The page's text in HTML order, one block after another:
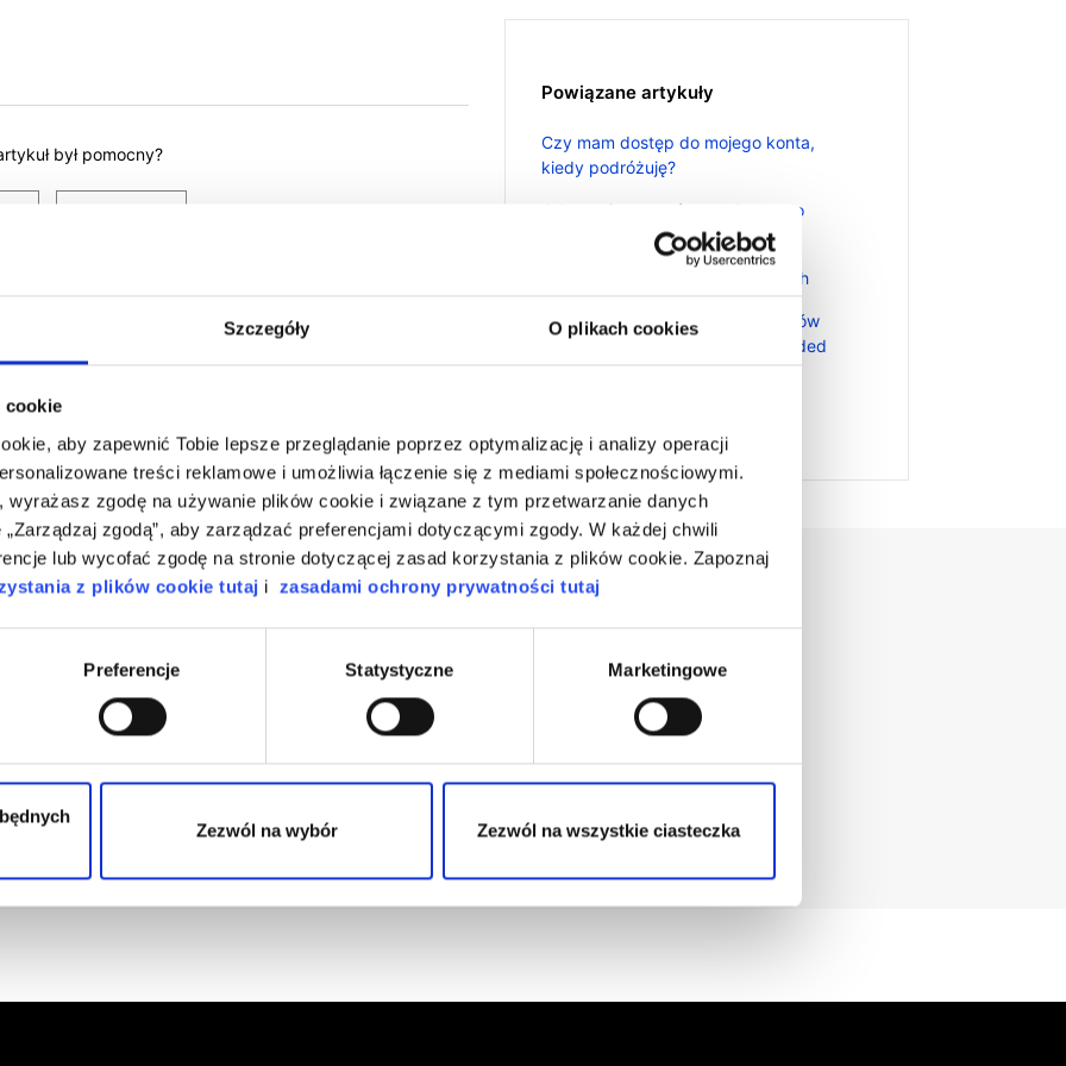
Szczegóły O plikach cookies
cookie
aby zapewnić Tobie lepsze przeglądanie poprzez optymalizację i analizy operacji
treści reklamowe i umożliwia łączenie się z mediami społecznościowymi.
wyrażasz zgodę na używanie plików cookie i związane z tym przetwarzanie danych
zgodą”, aby zarządzać preferencjami dotyczącymi zgody. W każdej chwili
lub wycofać zgodę na stronie dotyczącej zasad korzystania z plików cookie. Zapoznaj
z plików cookie tutaj i zasadami ochrony prywatności tutaj
Preferencje Statystyczne Marketingowe
Zezwól na wybór Zezwól na wszystkie ciasteczka
był pomocny?
Powiązane artykuły
Czy mam dostęp do mojego konta,
kiedy podróżuję?
Jak zarejestrować nowe konto do
Handel w wydłużonych godzinach
Ważne zmiany dotyczące papierów
wartościowych PTP (Publicly Traded
Partnerships) w USA
odpowiedzi na swoje pytanie?
się z nami telefonicznie lub wyślij zgłoszenie z platformy